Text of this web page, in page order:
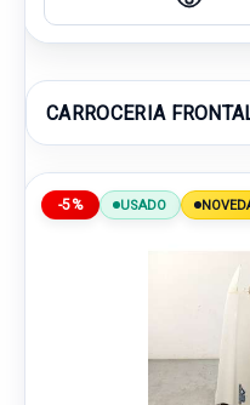
CARROCERIA
-5% USADO